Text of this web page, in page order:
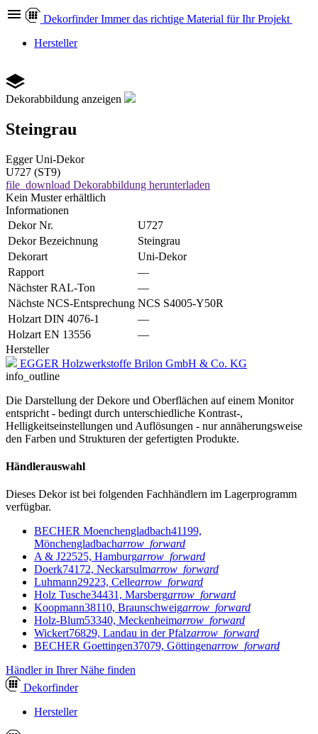
Dekorfinder Immer das richtige Material für Ihr Projekt
Hersteller
Dekorabbildung anzeigen
Steingrau
Egger Uni-Dekor
U727 (ST9)
file_download Dekorabbildung herunterladen
Kein Muster erhältlich
Informationen
Dekor Nr.
U727
Dekor Bezeichnung
Steingrau
Dekorart
Uni-Dekor
Rapport
—
Nächster RAL-Ton
—
Nächste NCS-Entsprechung NCS S4005-Y50R
Holzart DIN 4076-1
—
Holzart EN 13556
—
Hersteller
EGGER Holzwerkstoffe Brilon GmbH & Co. KG
info_outline
Die Darstellung der Dekore und Oberflächen auf einem Monitor
entspricht - bedingt durch unterschiedliche Kontrast-,
Helligkeitseinstellungen und Auflösungen - nur annäherungsweise
den Farben und Strukturen der gefertigten Produkte.
Händlerauswahl
Dieses Dekor ist bei folgenden Fachhändlern im Lagerprogramm
verfügbar.
BECHER Moenchengladbach41199,
Mönchengladbacharrow_forward
A & J22525, Hamburgarrow_forward
Doerk74172, Neckarsulmarrow_forward
Luhmann29223, Cellearrow_forward
Holz Tusche34431, Marsbergarrow_forward
Koopmann38110, Braunschweigarrow_forward
Holz-Blum53340, Meckenheimarrow_forward
Wickert76829, Landau in der Pfalzarrow_forward
BECHER Goettingen37079, Göttingenarrow_forward
Händler in Ihrer Nähe finden
Dekorfinder
Hersteller